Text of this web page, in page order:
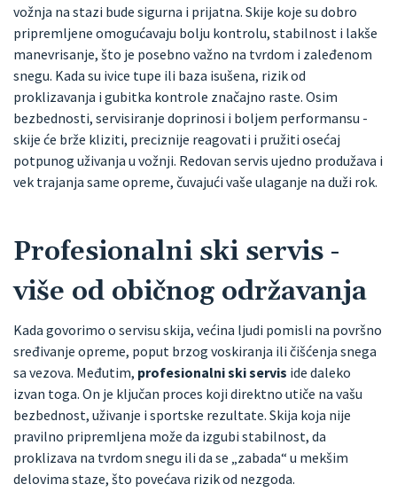
vožnja na stazi bude sigurna i prijatna. Skije koje su dobro
pripremljene omogućavaju bolju kontrolu, stabilnost i lakše
manevrisanje, što je posebno važno na tvrdom i zaleđenom
snegu. Kada su ivice tupe ili baza isušena, rizik od
proklizavanja i gubitka kontrole značajno raste. Osim
bezbednosti, servisiranje doprinosi i boljem performansu -
skije će brže kliziti, preciznije reagovati i pružiti osećaj
potpunog uživanja u vožnji. Redovan servis ujedno produžava i
vek trajanja same opreme, čuvajući vaše ulaganje na duži rok.
Profesionalni ski servis -
više od običnog održavanja
Kada govorimo o servisu skija, većina ljudi pomisli na površno
sređivanje opreme, poput brzog voskiranja ili čišćenja snega
sa vezova. Međutim, profesionalni ski servis ide daleko
izvan toga. On je ključan proces koji direktno utiče na vašu
bezbednost, uživanje i sportske rezultate. Skija koja nije
pravilno pripremljena može da izgubi stabilnost, da
proklizava na tvrdom snegu ili da se „zabada“ u mekšim
delovima staze, što povećava rizik od nezgoda.